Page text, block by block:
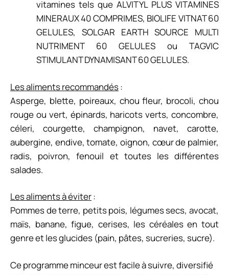
vitamines tels que ALVITYL PLUS VITAMINES
MINERAUX 40 COMPRIMES, BIOLIFE VITNAT 60
GELULES, SOLGAR EARTH SOURCE MULTI
NUTRIMENT 60 GELULES ou TAGVIC
STIMULANT DYNAMISANT 60 GELULES.
Les aliments recommandés:
Asperge, blette, poireaux, chou fleur, brocoli, chou
rouge ou vert, épinards, haricots verts, concombre,
céleri, courgette, champignon, navet, carotte,
aubergine, endive, tomate, oignon, cœur de palmier,
radis, poivron, fenouil et toutes les différentes
salades.
Les aliments à éviter:
Pommes de terre, petits pois, légumes secs, avocat,
maïs, banane, figue, cerises, les céréales en tout
genre et les glucides (pain, pâtes, sucreries, sucre).
Ce programme minceur est facile à suivre, diversifié